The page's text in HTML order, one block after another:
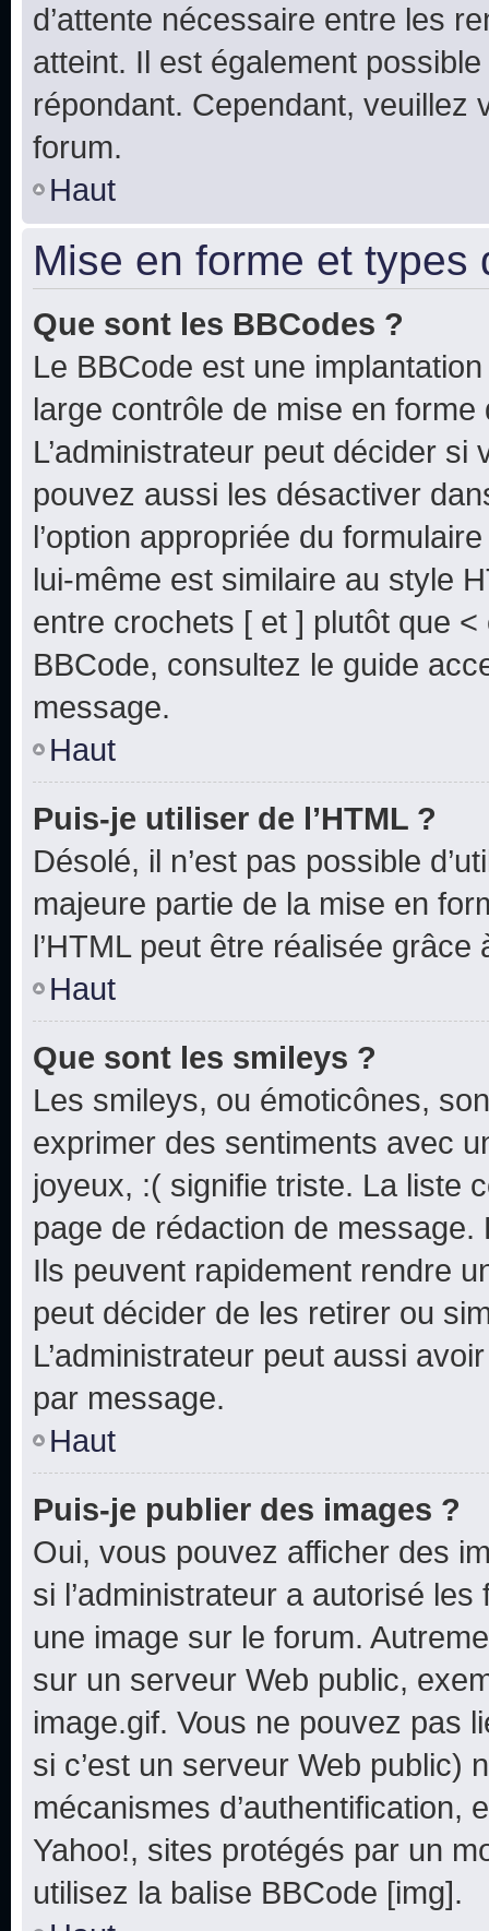
d’attente nécessaire entre les
atteint. Il est également
répondant. Cependant,
forum.
Haut
Mise en forme et types
Que sont les BBCodes ?
Le BBCode est une
large contrôle de mise en forme
L’administrateur peut décider
pouvez aussi les désactiver
l’option appropriée du
lui-même est similaire au style
entre crochets [ et ] plutôt que
BBCode, consultez le guide
message.
Haut
Puis-je utiliser de l’HTML ?
Désolé, il n’est pas possible
majeure partie de la mise en
l’HTML peut être réalisée grâce
Haut
Que sont les smileys ?
Les smileys, ou émoticônes,
exprimer des sentiments avec
joyeux, :( signifie triste. La liste
page de rédaction de
Ils peuvent rapidement rendre
peut décider de les retirer ou
L’administrateur peut aussi
par message.
Haut
Puis-je publier des images ?
Oui, vous pouvez afficher des
si l’administrateur a autorisé
une image sur le forum.
sur un serveur Web public,
image.gif. Vous ne pouvez pas
si c’est un serveur Web public)
mécanismes d’authentification,
Yahoo!, sites protégés par un
utilisez la balise BBCode [img].